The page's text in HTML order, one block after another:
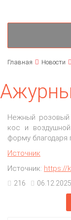
Главная Новости
Нежный
кос и
форму благодаря
Источник
Источник: https://
216 06.12.2025